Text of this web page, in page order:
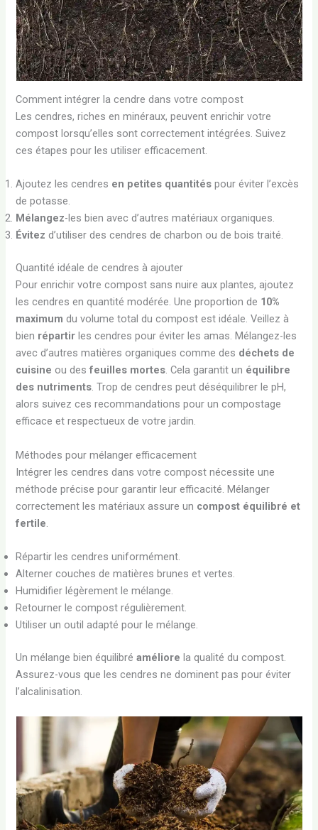
Comment intégrer la cendre dans votre compost
Les cendres, riches en minéraux, peuvent enrichir votre
compost lorsqu’elles sont correctement intégrées. Suivez
ces étapes pour les utiliser efficacement.
Ajoutez les cendres en petites quantités pour éviter l’excès
de potasse.
Mélangez-les bien avec d’autres matériaux organiques.
Évitez d’utiliser des cendres de charbon ou de bois traité.
Quantité idéale de cendres à ajouter
Pour enrichir votre compost sans nuire aux plantes, ajoutez
les cendres en quantité modérée. Une proportion de 10%
maximum du volume total du compost est idéale. Veillez à
bien répartir les cendres pour éviter les amas. Mélangez-les
avec d’autres matières organiques comme des déchets de
cuisine ou desfeuilles mortes. Cela garantit un équilibre
des nutriments. Trop de cendres peut déséquilibrer le pH,
alors suivez ces recommandations pour un compostage
efficace et respectueux de votre jardin.
Méthodes pour mélanger efficacement
Intégrer les cendres dans votre compost nécessite une
méthode précise pour garantir leur efficacité. Mélanger
correctement les matériaux assure un compost équilibré et
fertile.
Répartir les cendres uniformément.
Alterner couches de matières brunes et vertes.
Humidifier légèrement le mélange.
Retourner le compost régulièrement.
Utiliser un outil adapté pour le mélange.
Un mélange bien équilibréaméliore la qualité du compost.
Assurez-vous que les cendres ne dominent pas pour éviter
l’alcalinisation.